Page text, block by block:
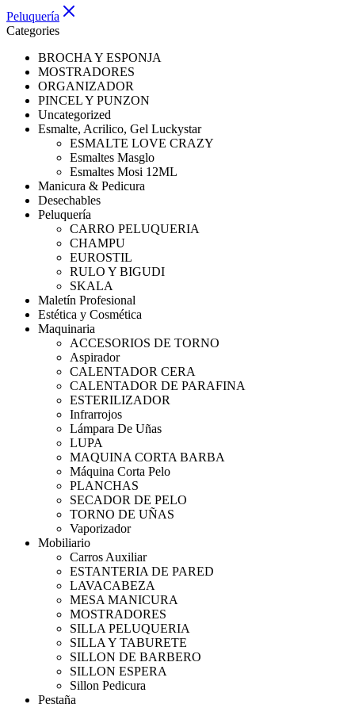
Peluquería
Categories
BROCHA Y ESPONJA
MOSTRADORES
ORGANIZADOR
PINCEL Y PUNZON
Uncategorized
Esmalte, Acrilico, Gel Luckystar
ESMALTE LOVE CRAZY
Esmaltes Masglo
Esmaltes Mosi 12ML
Manicura & Pedicura
Desechables
Peluquería
CARRO PELUQUERIA
CHAMPU
EUROSTIL
RULO Y BIGUDI
SKALA
Maletín Profesional
Estética y Cosmética
Maquinaria
ACCESORIOS DE TORNO
Aspirador
CALENTADOR CERA
CALENTADOR DE PARAFINA
ESTERILIZADOR
Infrarrojos
Lámpara De Uñas
LUPA
MAQUINA CORTA BARBA
Máquina Corta Pelo
PLANCHAS
SECADOR DE PELO
TORNO DE UÑAS
Vaporizador
Mobiliario
Carros Auxiliar
ESTANTERIA DE PARED
LAVACABEZA
MESA MANICURA
MOSTRADORES
SILLA PELUQUERIA
SILLA Y TABURETE
SILLON DE BARBERO
SILLON ESPERA
Sillon Pedicura
Pestaña